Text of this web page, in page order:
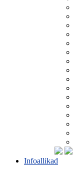
Infoallikad